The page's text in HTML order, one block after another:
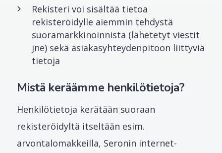
Rekisteri voi sisältää tietoa
rekisteröidylle aiemmin tehdystä
suoramarkkinoinnista (lähetetyt viestit
jne) sekä asiakasyhteydenpitoon liittyviä
tietoja
Mistä keräämme henkilötietoja?
Henkilötietoja kerätään suoraan
rekisteröidyltä itseltään esim.
arvontalomakkeilla, Seronin internet-